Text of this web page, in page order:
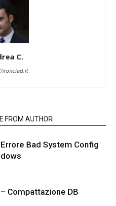
C.
ironclad.it
FROM AUTHOR
Bad System Config
Compattazione DB